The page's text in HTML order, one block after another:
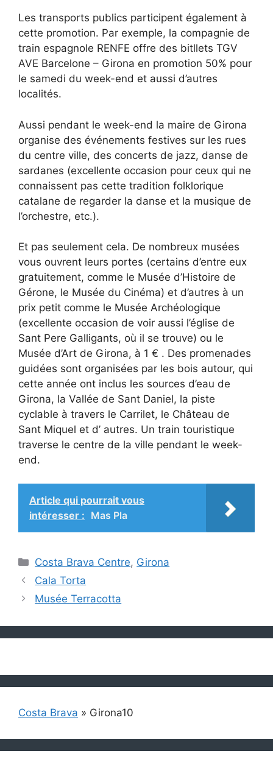
Les transports publics participent également à
cette promotion. Par exemple, la compagnie de
train espagnole RENFE offre des bitllets TGV
AVE Barcelone – Girona en promotion 50% pour
le samedi du week-end et aussi d’autres
localités.
Aussi pendant le week-end la maire de Girona
organise des événements festives sur les rues
du centre ville, des concerts de jazz, danse de
sardanes (excellente occasion pour ceux qui ne
connaissent pas cette tradition folklorique
catalane de regarder la danse et la musique de
l’orchestre, etc.).
Et pas seulement cela. De nombreux musées
vous ouvrent leurs portes (certains d’entre eux
gratuitement, comme le Musée d’Histoire de
Gérone, le Musée du Cinéma) et d’autres à un
prix petit comme le Musée Archéologique
(excellente occasion de voir aussi l’église de
Sant Pere Galligants, où il se trouve) ou le
Musée d’Art de Girona, à 1 € . Des promenades
guidées sont organisées par les bois autour, qui
cette année ont inclus les sources d’eau de
Girona, la Vallée de Sant Daniel, la piste
cyclable à travers le Carrilet, le Château de
Sant Miquel et d’ autres. Un train touristique
traverse le centre de la ville pendant le week-
end.
Article qui pourrait vous
intéresser : Mas Pla
Catégories
Costa Brava Centre, Girona
Cala Torta
Musée Terracotta
Costa Brava » Girona10